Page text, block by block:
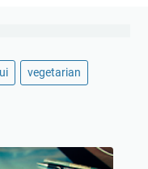
vegetarian